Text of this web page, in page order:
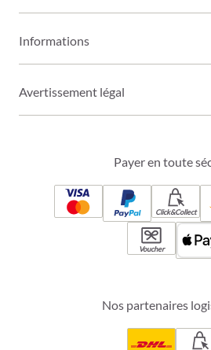
Informations
Avertissement légal
Payer en toute
Click&Collect
Voucher
Nos partenaires